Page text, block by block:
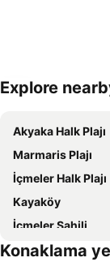
Haritayı genişlet
Explore
Akyaka Halk Plajı
Marmaris Plajı
İçmeler Halk Plajı
Kayaköy
İçmeler Sahili
Kötekli
Konaklama